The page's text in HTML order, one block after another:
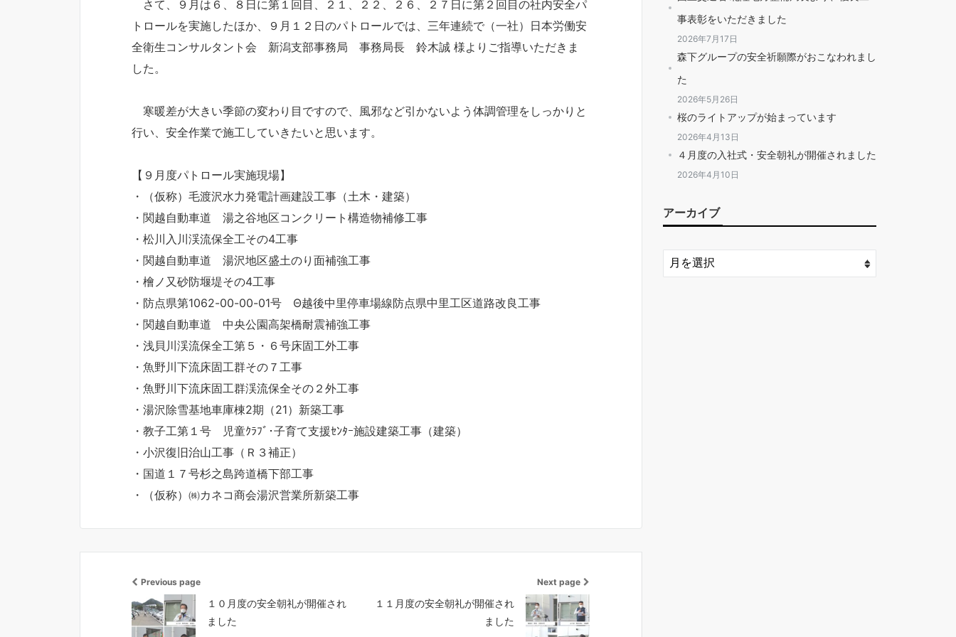
さて、９月は６、８日に第１回目、２１、２２、２６、２７日に第２回目の社内安全パ
トロールを実施したほか、９月１２日のパトロールでは、三年連続で（一社）日本労働安
全衛生コンサルタント会 新潟支部事務局 事務局長 鈴木誠 様よりご指導いただきま
した。
寒暖差が大きい季節の変わり目ですので、風邪など引かないよう体調管理をしっかりと
行い、安全作業で施工していきたいと思います。
【９月度パトロール実施現場】
・（仮称）毛渡沢水力発電計画建設工事（土木・建築）
・関越自動車道 湯之谷地区コンクリート構造物補修工事
・松川入川渓流保全工その4工事
・関越自動車道 湯沢地区盛土のり面補強工事
・檜ノ又砂防堰堤その4工事
・防点県第1062-00-00-01号 Θ越後中里停車場線防点県中里工区道路改良工事
・関越自動車道 中央公園高架橋耐震補強工事
・浅貝川渓流保全工第５・６号床固工外工事
・魚野川下流床固工群その７工事
・魚野川下流床固工群渓流保全その２外工事
・湯沢除雪基地車庫棟2期（21）新築工事
・教子工第１号 児童ｸﾗﾌﾞ･子育て支援ｾﾝﾀｰ施設建築工事（建築）
・小沢復旧治山工事（Ｒ３補正）
・国道１７号杉之島跨道橋下部工事
・（仮称）㈱カネコ商会湯沢営業所新築工事
Previous page
１０月度の安全朝礼が開催され
ました
Next page
１１月度の安全朝礼が開催され
ました
事表彰をいただきました
2026年7月17日
森下グループの安全祈願際がおこなわれまし
た
2026年5月26日
桜のライトアップが始まっています
2026年4月13日
４月度の入社式・安全朝礼が開催されました
2026年4月10日
アーカイブ